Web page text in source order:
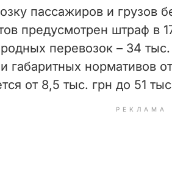
пассажиров и грузов
предусмотрен штраф в
перевозок – 34
габаритных нормативов
от 8,5 тыс. грн до 51
РЕКЛАМА